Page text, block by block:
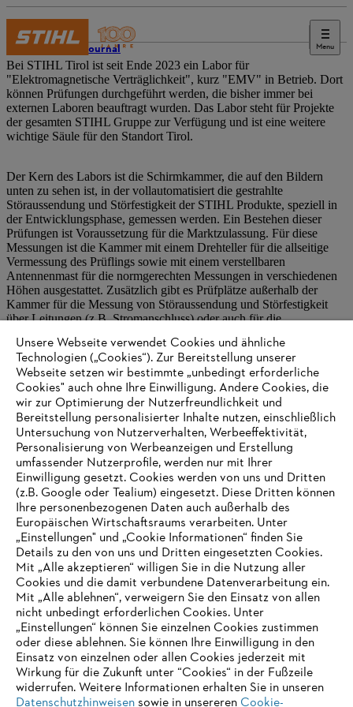
Menu
STIHL Journal
Bei STIHL Tirol ist seit Ende 2023 ein Labor für
"Elektromagnetische Verträglichkeit", kurz "EMV" in Betrieb. Dort
können Prüfungen durchgeführt werden, die bisher immer bei
externen Laboren beauftragt wurden. Das Labor steht für Projekte
der gesamten STIHL Gruppe zur Verfügung und ist eine weitere
wichtige Säule für den Standort Tirol.
Der Kern des Labors ist die Schirmkammer, die auf den Bildern
unten zu sehen ist, in der vollautomatisiert die gestrahlte
Störaussendung und Störfestigkeit der STIHL Produkte, speziell in
der Entwicklungsphase, gemessen werden. Ein Bestehen dieser
Prüfungen ist Voraussetzung für die Marktzulassung. Für diese
Messungen ist die Kammer mit einem Drehteller für die allseitige
Vermessung des Prüflings sowie mit einem verstellbaren
Antennenmast für die normgerechten Messungen in verschiedenen
Höhen ausgestattet. Zusätzlich gibt es Prüfplätze außerhalb der
Kammer für die Messung von Störaussendung und Störfestigkeit
über Leitungen (z.B. Stromanschluss) oder auch für die
Informationen für Lieferanten
Produkte
Kontakt
Karriere
Hinweisgebersystem
AUSZEICHNUNGEN
Unsere Webseite verwendet Cookies und ähnliche
Technologien („Cookies“). Zur Bereitstellung unserer
Webseite setzen wir bestimmte „unbedingt erforderliche
Cookies" auch ohne Ihre Einwilligung. Andere Cookies, die
wir zur Optimierung der Nutzerfreundlichkeit und
Bereitstellung personalisierter Inhalte nutzen, einschließlich
Untersuchung von Nutzerverhalten, Werbeeffektivität,
Personalisierung von Werbeanzeigen und Erstellung
umfassender Nutzerprofile, werden nur mit Ihrer
Einwilligung gesetzt. Cookies werden von uns und Dritten
(z.B. Google oder Tealium) eingesetzt. Diese Dritten können
Ihre personenbezogenen Daten auch außerhalb des
Europäischen Wirtschaftsraums verarbeiten. Unter
„Einstellungen" und „Cookie Informationen“ finden Sie
Details zu den von uns und Dritten eingesetzten Cookies.
Mit „Alle akzeptieren“ willigen Sie in die Nutzung aller
Cookies und die damit verbundene Datenverarbeitung ein.
Mit „Alle ablehnen“, verweigern Sie den Einsatz von allen
nicht unbedingt erforderlichen Cookies. Unter
„Einstellungen“ können Sie einzelnen Cookies zustimmen
oder diese ablehnen. Sie können Ihre Einwilligung in den
Einsatz von einzelnen oder allen Cookies jederzeit mit
Wirkung für die Zukunft unter “Cookies“ in der Fußzeile
widerrufen. Weitere Informationen erhalten Sie in unseren
Datenschutzhinweisensowie in unsereren Cookie-